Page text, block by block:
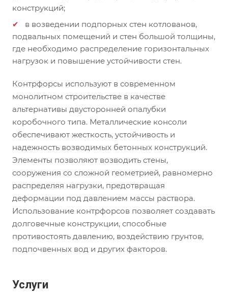
конструкций;
в возведении подпорных стен котлованов,
подвальных помещений и стен большой толщины,
где необходимо распределение горизонтальных
нагрузок и повышение устойчивости стен.
Контрфорсы используют в современном
монолитном строительстве в качестве
альтернативы двусторонней опалубки
коробочного типа. Металлические консоли
обеспечивают жесткость, устойчивость и
надежность возводимых бетонных конструкций.
Элементы позволяют возводить стены,
сооружения со сложной геометрией, равномерно
распределяя нагрузки, предотвращая
деформации под давлением массы раствора.
Использование контрфорсов позволяет создавать
долговечные конструкции, способные
противостоять давлению, воздействию грунтов,
подпочвенных вод и других факторов.
Услуги